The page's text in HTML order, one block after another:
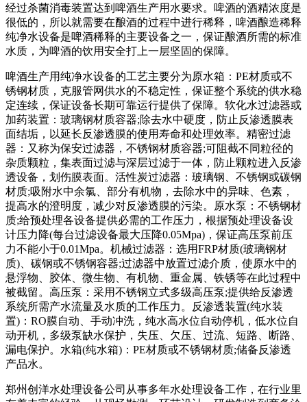
经过杀菌消毒装置达到啤酒生产用水要求。啤酒的酒精浓度是
很低的，所以就需要在酿酒的过程中进行稀释，啤酒酿造稀释
纯净水设备是啤酒稀释的主要设备之一，保证酿酒所需的标准
水质，为啤酒的饮用安全打上一层坚固的保障。
啤酒生产用纯净水设备的工艺主要分为原水箱：PE材质或不
锈钢材质，克服管网供水的不稳定性，保证整个系统的供水稳
定连续，保证设备长期可靠运行提供了保障。软化水过滤器或
加药装置：玻璃钢材质容器;除去水中硬度，防止反渗透膜表
面结垢，以延长反渗透膜的使用寿命和处理效率。精密过滤
器：又称为保安过滤器，不锈钢材质容器;可阻截不同粒径的
杂质颗粒，集表面过滤与深层过滤于一体，防止颗粒进入反渗
透设备，划伤膜表面。活性炭过滤器：玻璃钢、不锈钢或碳钢
材质;吸附水中余氯、部分有机物，去除水中的异味、色素，
提高水的澄明度，减少对反渗透膜的污染。原水泵：不锈钢材
质;给预处理各设备提供必需的工作压力，根据预处理设备设
计压力降(每台过滤设备最大压降0.05Mpa)，保证高压泵前压
力不能小于0.01Mpa。机械过滤器：选用FRP材质(玻璃钢材
质)、碳钢或不锈钢容器;过滤器中放置过滤介质，使原水中的
悬浮物、胶体、微生物、有机物、重金属、铁锈等在此过程中
被截留。高压泵：采用不锈钢立式多级高压泵;提供给反渗透
系统所需产水流量及水质的工作压力。反渗透装置(纯水装
置)：RO膜自动、手动冲洗，纯水高水位自动停机，低水位自
动开机，多级泵缺水保护，失压、欠压、过流、短路、断路、
漏电保护。水箱(纯水箱)：PE材质或不锈钢材质;储备反渗透
产品水。
郑州创洋水处理设备公司从事多年水处理设备工作，在行业里